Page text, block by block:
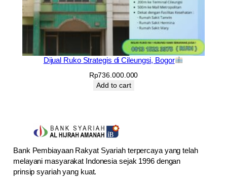
Dijual Ruko Strategis di Cileungsi, Bogor
Rp736.000.000
Add to cart
Bank Pembiayaan Rakyat Syariah terpercaya yang telah
melayani masyarakat Indonesia sejak 1996 dengan
prinsip syariah yang kuat.